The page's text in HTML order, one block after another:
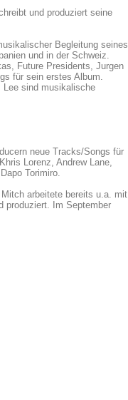
und produziert seine
Begleitung seines
und in der Schweiz.
Future Presidents, Jurgen
für sein erstes Album.
Lee sind musikalische
neue Tracks/Songs für
Lorenz, Andrew Lane,
Torimiro.
arbeitete bereits u.a. mit
produziert. Im September